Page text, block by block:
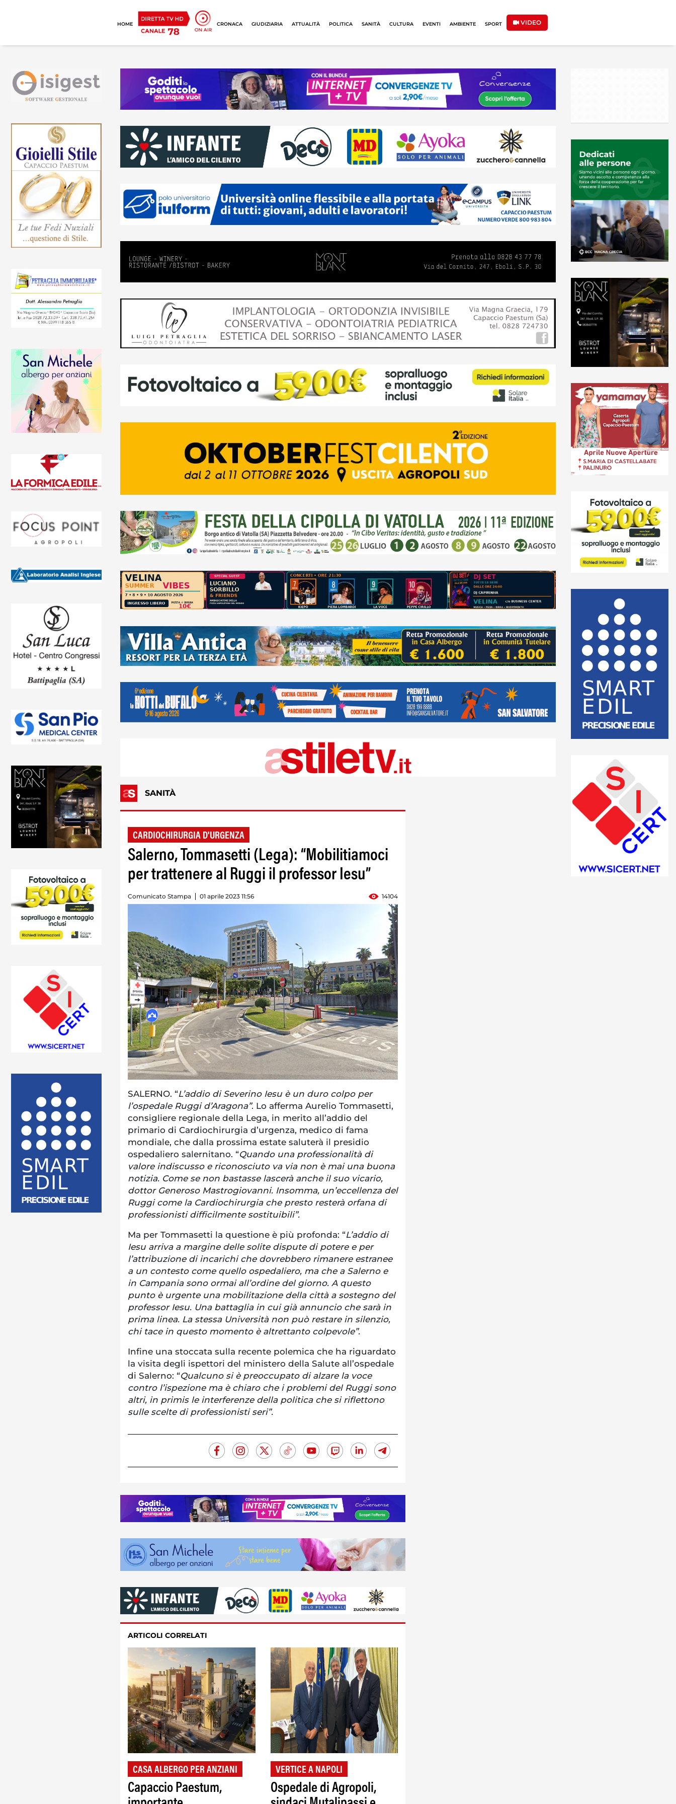
HOME CRONACA GIUDIZIARIA ATTUALITÀ POLITICA SANITÀ CULTURA EVENTI AMBIENTE SPORT VIDEO
SANITÀ
CARDIOCHIRURGIA D'URGENZA
Salerno, Tommasetti (Lega): “Mobilitiamoci
per trattenere al Ruggi il professor Iesu”
Comunicato Stampa 01 aprile 2023 11:56 14104
SALERNO. “L’addio di Severino Iesu è un duro colpo per
l’ospedale Ruggi d’Aragona”. Lo afferma Aurelio Tommasetti,
consigliere regionale della Lega, in merito all’addio del
primario di Cardiochirurgia d’urgenza, medico di fama
mondiale, che dalla prossima estate saluterà il presidio
ospedaliero salernitano. “Quando una professionalità di
valore indiscusso e riconosciuto va via non è mai una buona
notizia. Come se non bastasse lascerà anche il suo vicario,
dottor Generoso Mastrogiovanni. Insomma, un’eccellenza del
Ruggi come la Cardiochirurgia che presto resterà orfana di
professionisti difficilmente sostituibili”.
Ma per Tommasetti la questione è più profonda: “L’addio di
Iesu arriva a margine delle solite dispute di potere e per
l’attribuzione di incarichi che dovrebbero rimanere estranee
a un contesto come quello ospedaliero, ma che a Salerno e
in Campania sono ormai all’ordine del giorno. A questo
punto è urgente una mobilitazione della città a sostegno del
professor Iesu. Una battaglia in cui già annuncio che sarà in
prima linea. La stessa Università non può restare in silenzio,
chi tace in questo momento è altrettanto colpevole”.
Infine una stoccata sulla recente polemica che ha riguardato
la visita degli ispettori del ministero della Salute all’ospedale
di Salerno: “Qualcuno si è preoccupato di alzare la voce
contro l’ispezione ma è chiaro che i problemi del Ruggi sono
altri, in primis le interferenze della politica che si riflettono
sulle scelte di professionisti seri”.
ARTICOLI CORRELATI
CASA ALBERGO PER ANZIANI
Capaccio Paestum,
VERTICE A NAPOLI
Ospedale di Agropoli,